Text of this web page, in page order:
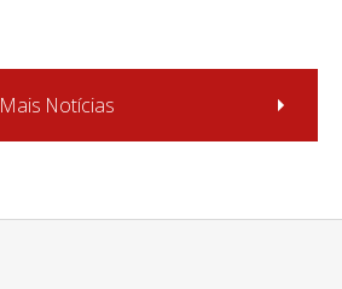
Mais Notícias